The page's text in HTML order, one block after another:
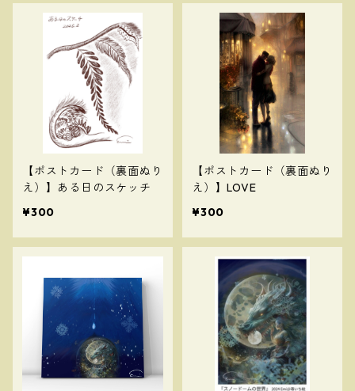
【ポストカード（裏面ぬり
え）】ある日のスケッチ
¥300
【ポストカード（裏面ぬり
え）】LOVE
¥300